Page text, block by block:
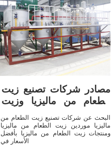
مصادر شركات تصنيع زيت
الطعام من ماليزيا وزيت
الطعام من
البحث عن شركات تصنيع زيت الطعام من
ماليزيا موردين زيت الطعام من ماليزيا
ومنتجات زيت الطعام من ماليزيا بأفضل
الأسعار في